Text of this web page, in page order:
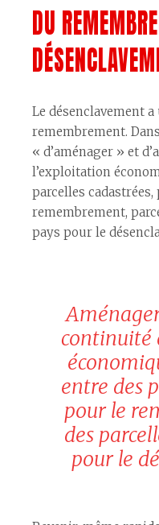
DU
Le désenclavement
remembrement.
« d’aménager » et
l’exploitation
parcelles
remembrement,
pays pour le
continuité
entre des
pour le
des
pour le